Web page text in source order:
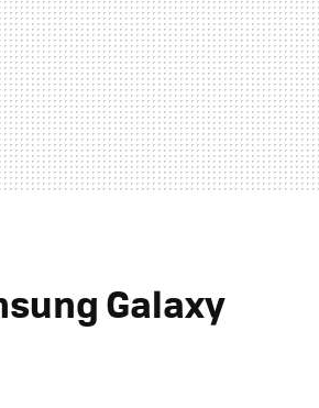
Galaxy